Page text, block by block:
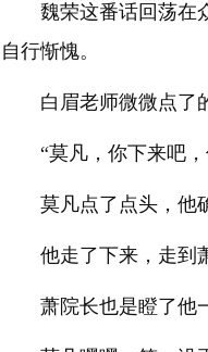
魏荣这番话回荡在
自行惭愧。
白眉老师微微点了
“莫凡，你下来吧
莫凡点了点头，他
他走了下来，走到
萧院长也是瞪了他